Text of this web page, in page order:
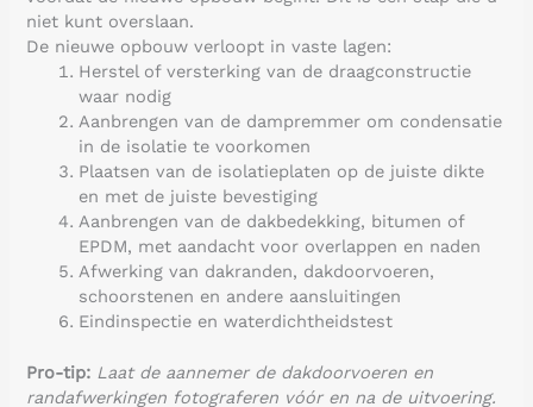
niet kunt overslaan.
De nieuwe opbouw verloopt in vaste lagen:
Herstel of versterking van de draagconstructie
waar nodig
Aanbrengen van de dampremmer om condensatie
in de isolatie te voorkomen
Plaatsen van de isolatieplaten op de juiste dikte
en met de juiste bevestiging
Aanbrengen van de dakbedekking, bitumen of
EPDM, met aandacht voor overlappen en naden
Afwerking van dakranden, dakdoorvoeren,
schoorstenen en andere aansluitingen
Eindinspectie en waterdichtheidstest
Pro-tip: Laat de aannemer de dakdoorvoeren en
randafwerkingen fotograferen vóór en na de uitvoering.